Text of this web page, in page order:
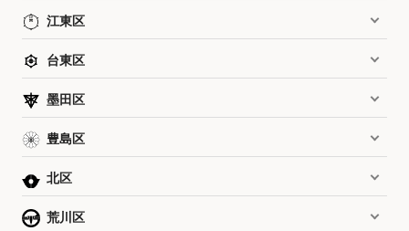
江東区
台東区
墨田区
豊島区
北区
荒川区